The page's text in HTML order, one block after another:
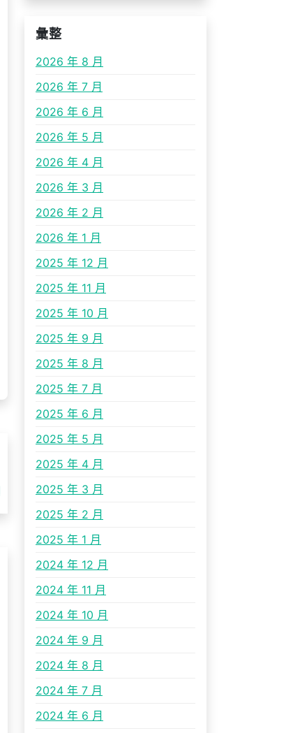
彙整
2026 年 8 月
2026 年 7 月
2026 年 6 月
2026 年 5 月
2026 年 4 月
2026 年 3 月
2026 年 2 月
2026 年 1 月
2025 年 12 月
2025 年 11 月
2025 年 10 月
2025 年 9 月
2025 年 8 月
2025 年 7 月
2025 年 6 月
2025 年 5 月
2025 年 4 月
2025 年 3 月
2025 年 2 月
2025 年 1 月
2024 年 12 月
2024 年 11 月
2024 年 10 月
2024 年 9 月
2024 年 8 月
2024 年 7 月
2024 年 6 月